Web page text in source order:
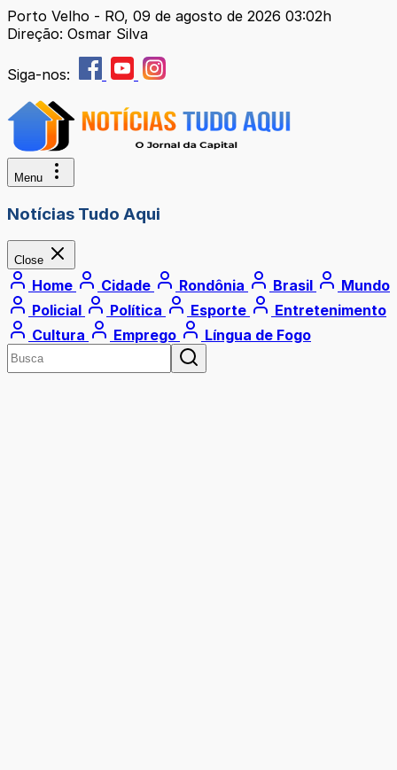
Porto Velho - RO, 09 de agosto de 2026 03:02h
Direção: Osmar Silva
Siga-nos:
Menu
Notícias Tudo Aqui
Close
Home Cidade Rondônia Brasil
Mundo
Policial
Política Esporte
Entretenimento
Cultura
Emprego Língua de Fogo